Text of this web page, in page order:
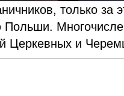
только
Польши.
Церкевных и